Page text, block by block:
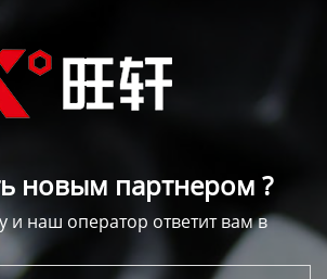
новым партнером ?
и наш оператор ответит вам в